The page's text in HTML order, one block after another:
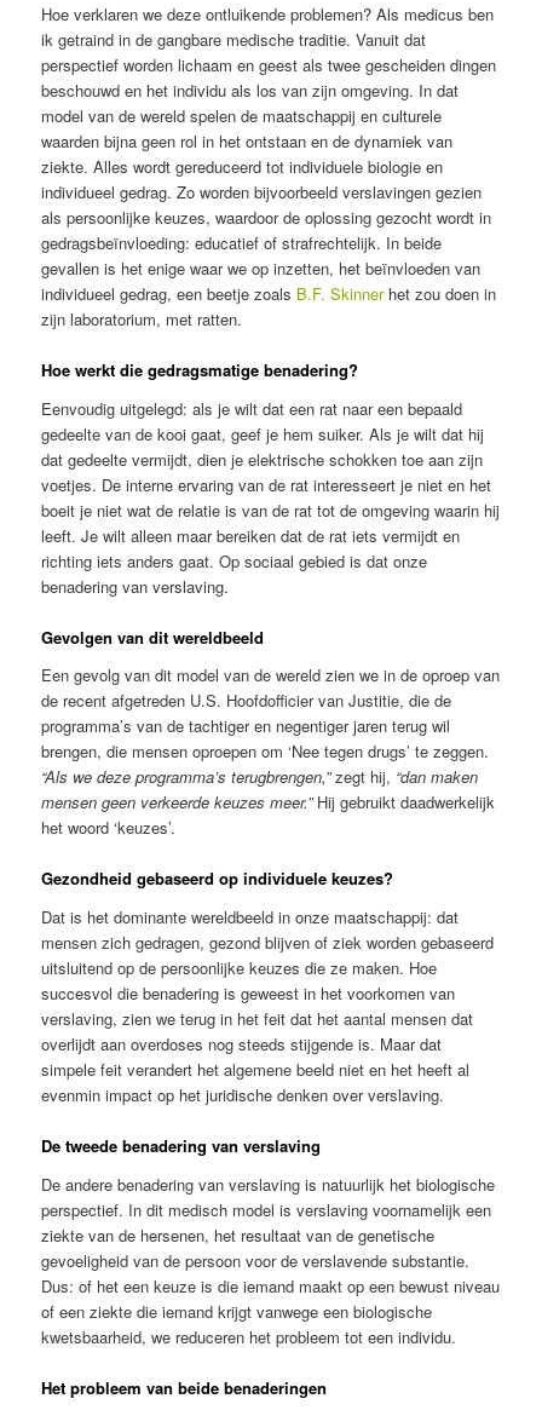
Hoe verklaren we deze ontluikende problemen? Als medicus ben
ik getraind in de gangbare medische traditie. Vanuit dat
perspectief worden lichaam en geest als twee gescheiden dingen
beschouwd en het individu als los van zijn omgeving. In dat
model van de wereld spelen de maatschappij en culturele
waarden bijna geen rol in het ontstaan en de dynamiek van
ziekte. Alles wordt gereduceerd tot individuele biologie en
individueel gedrag. Zo worden bijvoorbeeld verslavingen gezien
als persoonlijke keuzes, waardoor de oplossing gezocht wordt in
gedragsbeïnvloeding: educatief of strafrechtelijk. In beide
gevallen is het enige waar we op inzetten, het beïnvloeden van
individueel gedrag, een beetje zoals B.F. Skinnerhet zou doen in
zijn laboratorium, met ratten.
Hoe werkt die gedragsmatige benadering?
Eenvoudig uitgelegd: als je wilt dat een rat naar een bepaald
gedeelte van de kooi gaat, geef je hem suiker. Als je wilt dat hij
dat gedeelte vermijdt, dien je elektrische schokken toe aan zijn
voetjes. De interne ervaring van de rat interesseert je niet en het
boeit je niet wat de relatie is van de rat tot de omgeving waarin hij
leeft. Je wilt alleen maar bereiken dat de rat iets vermijdt en
richting iets anders gaat. Op sociaal gebied is dat onze
benadering van verslaving.
Gevolgen van dit wereldbeeld
Een gevolg van dit model van de wereld zien we in de oproep van
de recent afgetreden U.S. Hoofdofficier van Justitie, die de
programma’s van de tachtiger en negentiger jaren terug wil
brengen, die mensen oproepen om ‘Nee tegen drugs’ te zeggen.
“Als we deze programma’s terugbrengen,”zegt hij, “dan maken
mensen geen verkeerde keuzes meer.” Hij gebruikt daadwerkelijk
het woord ‘keuzes’.
Gezondheid gebaseerd op individuele keuzes?
Dat is het dominante wereldbeeld in onze maatschappij: dat
mensen zich gedragen, gezond blijven of ziek worden gebaseerd
uitsluitend op de persoonlijke keuzes die ze maken. Hoe
succesvol die benadering is geweest in het voorkomen van
verslaving, zien we terug in het feit dat het aantal mensen dat
overlijdt aan overdoses nog steeds stijgende is. Maar dat
simpele feit verandert het algemene beeld niet en het heeft al
evenmin impact op het juridische denken over verslaving.
De tweede benadering van verslaving
De andere benadering van verslaving is natuurlijk het biologische
perspectief. In dit medisch model is verslaving voornamelijk een
ziekte van de hersenen, het resultaat van de genetische
gevoeligheid van de persoon voor de verslavende substantie.
Dus: of het een keuze is die iemand maakt op een bewust niveau
of een ziekte die iemand krijgt vanwege een biologische
kwetsbaarheid, we reduceren het probleem tot een individu.
Het probleem van beide benaderingen